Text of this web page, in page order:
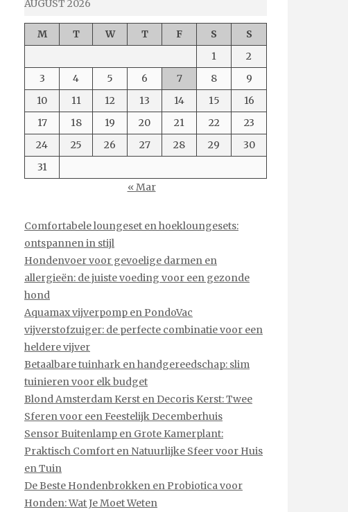
AUGUST 2026
M T W T F S
S
1
2
3
4 5 6 7 8
9
10
11 12 13 14 15
16
17
18 19 20 21 22
23
24
25 26 27 28 29
30
31
« Mar
Comfortabele loungeset en hoekloungesets:
ontspannen in stijl
Hondenvoer voor gevoelige darmen en
allergieën: de juiste voeding voor een gezonde
hond
Aquamax vijverpomp en PondoVac
vijverstofzuiger: de perfecte combinatie voor een
heldere vijver
Betaalbare tuinhark en handgereedschap: slim
tuinieren voor elk budget
Blond Amsterdam Kerst en Decoris Kerst: Twee
Sferen voor een Feestelijk Decemberhuis
Sensor Buitenlamp en Grote Kamerplant:
Praktisch Comfort en Natuurlijke Sfeer voor Huis
en Tuin
De Beste Hondenbrokken en Probiotica voor
Honden: Wat Je Moet Weten